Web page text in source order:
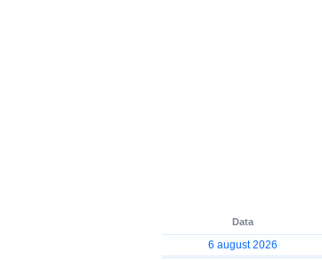
Data
6 august 2026